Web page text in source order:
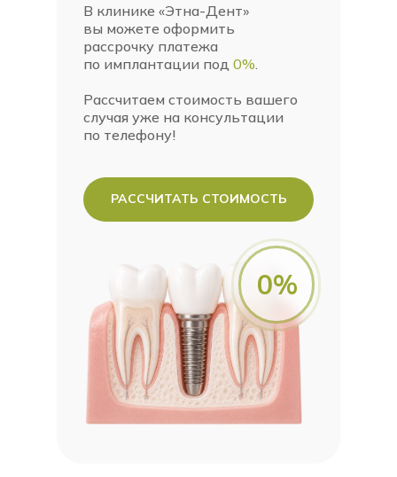
В клинике «Этна-Дент»
вы можете оформить
рассрочку платежа
по имплантации под 0%
Рассчитаем стоимость вашего
случая уже на консультации
по телефону!
0%
РАССЧИТАТЬ СТОИМОСТЬ